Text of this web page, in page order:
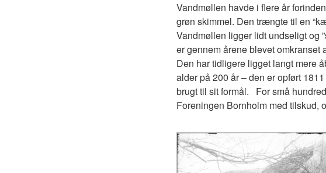
Vandmøllen havde i flere år
grøn skimmel. Den trængte til en
Vandmøllen ligger lidt undseligt og
er gennem årene blevet omkranset
Den har tidligere ligget langt mere
alder på 200 år – den er opført
brugt til sit formål. For små
Foreningen Bornholm med tilskud,